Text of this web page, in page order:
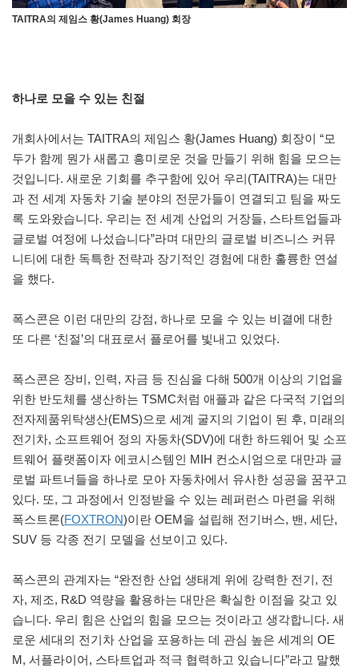
TAITRA의 제임스 황(James Huang) 회장
하나로 모을 수 있는 친절
개회사에서는 TAITRA의 제임스 황(James Huang) 회장이 “모
두가 함께 뭔가 새롭고 흥미로운 것을 만들기 위해 힘을 모으는
것입니다. 새로운 기회를 추구함에 있어 우리(TAITRA)는 대만
과 전 세계 자동차 기술 분야의 전문가들이 연결되고 팀을 짜도
록 도와왔습니다. 우리는 전 세계 산업의 거장들, 스타트업들과
글로벌 여정에 나섰습니다”라며 대만의 글로벌 비즈니스 커뮤
니티에 대한 독특한 전략과 장기적인 경험에 대한 훌륭한 연설
을 했다.
폭스콘은 이런 대만의 강점, 하나로 모을 수 있는 비결에 대한
또 다른 ‘친절’의 대표로서 플로어를 빛내고 있었다.
폭스콘은 장비, 인력, 자금 등 진심을 다해 500개 이상의 기업을
위한 반도체를 생산하는 TSMC처럼 애플과 같은 다국적 기업의
전자제품위탁생산(EMS)으로 세계 굴지의 기업이 된 후, 미래의
전기차, 소프트웨어 정의 자동차(SDV)에 대한 하드웨어 및 소프
트웨어 플랫폼이자 에코시스템인 MIH 컨소시엄으로 대만과 글
로벌 파트너들을 하나로 모아 자동차에서 유사한 성공을 꿈꾸고
있다. 또, 그 과정에서 인정받을 수 있는 레퍼런스 마련을 위해
폭스트론(FOXTRON)이란 OEM을 설립해 전기버스, 밴, 세단,
SUV 등 각종 전기 모델을 선보이고 있다.
폭스콘의 관계자는 “완전한 산업 생태계 위에 강력한 전기, 전
자, 제조, R&D 역량을 활용하는 대만은 확실한 이점을 갖고 있
습니다. 우리 힘은 산업의 힘을 모으는 것이라고 생각합니다. 새
로운 세대의 전기차 산업을 포용하는 데 관심 높은 세계의 OE
M, 서플라이어, 스타트업과 적극 협력하고 있습니다”라고 말했